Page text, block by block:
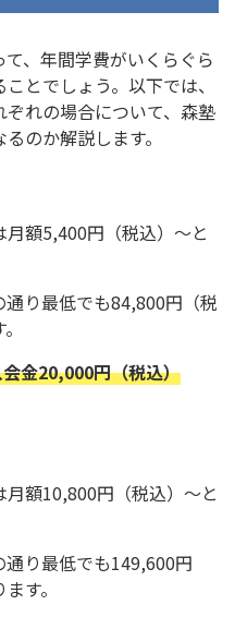
、年間学費がいくらぐら
とでしょう。以下では、
れの場合について、森塾
のか解説します。
額5,400円（税込）〜と
り最低でも84,800円（税
金20,000円（税込）
額10,800円（税込）〜と
り最低でも149,600円
す。